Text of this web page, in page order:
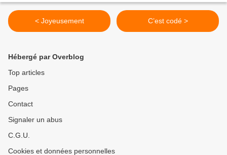
< Joyeusement C’est codé >
Hébergé par Overblog
Top articles
Pages
Contact
Signaler un abus
C.G.U.
Cookies et données personnelles